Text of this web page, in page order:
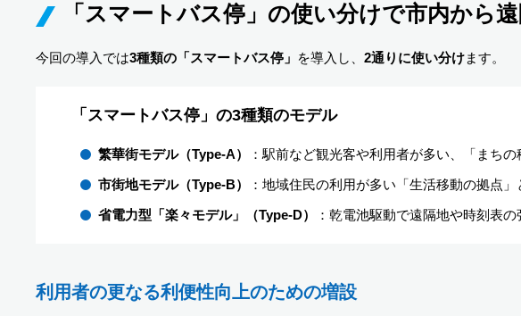
「スマートバス停」の使い分けで市内から
今回の導入では3種類の「スマートバス停」 を導入し、 2通りに使い分けます。
「スマートバス停」の3種類のモデル
繁華街モデル（Type-A） ：駅前など観光客や利用者が多い、「まちの
市街地モデル（Type-B） ：地域住民の利用が多い「生活移動の拠点」
省電力型「楽々モデル」（Type-D） ：乾電池駆動で遠隔地や時刻表
利用者の更なる利便性向上のための増設